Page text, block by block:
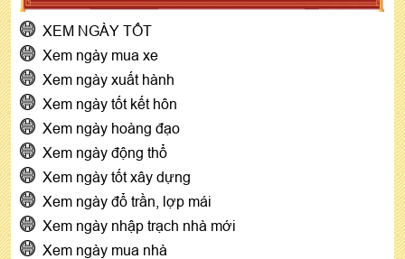
XEM NGÀY TỐT
Xem ngày mua xe
Xem ngày xuất hành
Xem ngày tốt kết hôn
Xem ngày hoàng đạo
Xem ngày động thổ
Xem ngày tốt xây dựng
Xem ngày đổ trần, lợp mái
Xem ngày nhập trạch nhà mới
Xem ngày mua nhà